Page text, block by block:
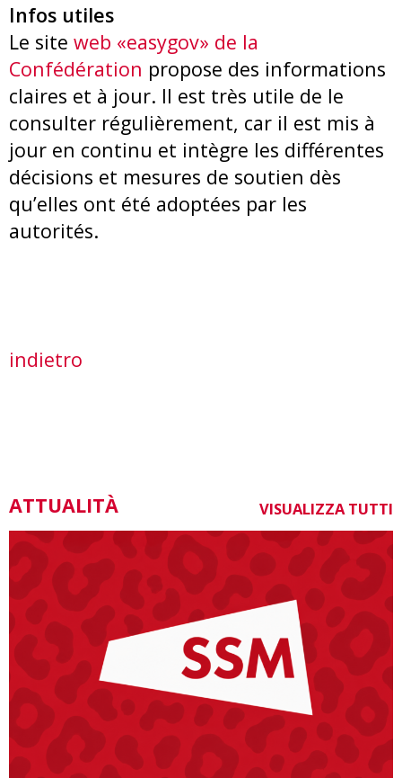
Infos utiles
Le site web «easygov» de la
Confédération propose des informations
claires et à jour. Il est très utile de le
consulter régulièrement, car il est mis à
jour en continu et intègre les différentes
décisions et mesures de soutien dès
qu’elles ont été adoptées par les
autorités.
indietro
ATTUALITÀ VISUALIZZA TUTTI